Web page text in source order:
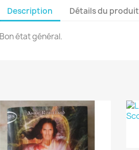
Description Détails du produit
Bon état général.